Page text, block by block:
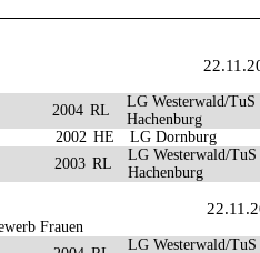
2004 RL
LG Westerwald/TuS
Hachenburg
2002 HE
LG Dornburg
2003 RL
LG Westerwald/TuS
Hachenburg
Frauen
LG Westerwald/TuS